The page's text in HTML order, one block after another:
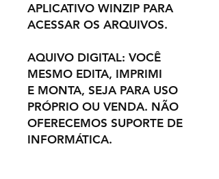
APLICATIVO WINZIP PARA
ACESSAR OS ARQUIVOS.
AQUIVO DIGITAL: VOCÊ
MESMO EDITA, IMPRIMI
E MONTA, SEJA PARA USO
PRÓPRIO OU VENDA. NÃO
OFERECEMOS SUPORTE DE
INFORMÁTICA.